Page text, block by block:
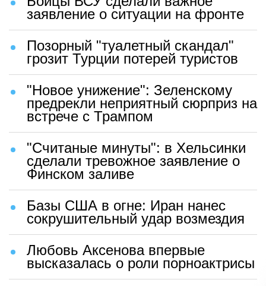
заявление о ситуации на фронте
Позорный "туалетный скандал"
грозит Турции потерей туристов
"Новое унижение": Зеленскому
предрекли неприятный сюрприз на
встрече с Трампом
"Считаные минуты": в Хельсинки
сделали тревожное заявление о
Финском заливе
Базы США в огне: Иран нанес
сокрушительный удар возмездия
Любовь Аксенова впервые
высказалась о роли порноактрисы